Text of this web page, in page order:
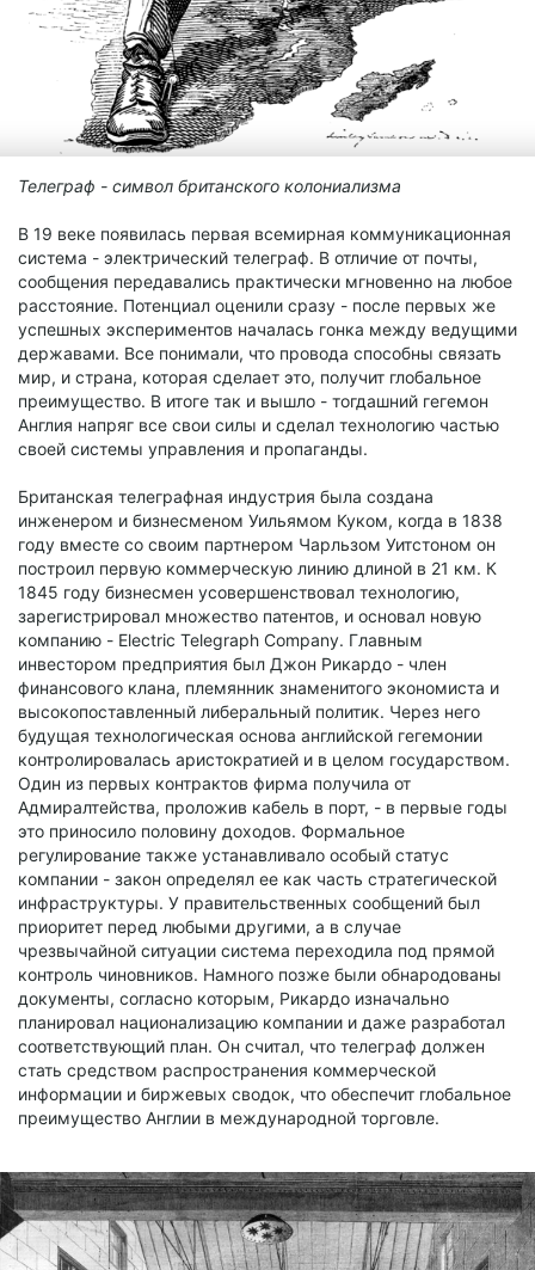
Телеграф - символ британского колониализма
В 19 веке появилась первая всемирная коммуникационная
система - электрический телеграф. В отличие от почты,
сообщения передавались практически мгновенно на любое
расстояние. Потенциал оценили сразу - после первых же
успешных экспериментов началась гонка между ведущими
державами. Все понимали, что провода способны связать
мир, и страна, которая сделает это, получит глобальное
преимущество. В итоге так и вышло - тогдашний гегемон
Англия напряг все свои силы и сделал технологию частью
своей системы управления и пропаганды.
Британская телеграфная индустрия была создана
инженером и бизнесменом Уильямом Куком, когда в 1838
году вместе со своим партнером Чарльзом Уитстоном он
построил первую коммерческую линию длиной в 21 км. К
1845 году бизнесмен усовершенствовал технологию,
зарегистрировал множество патентов, и основал новую
компанию - Electric Telegraph Company. Главным
инвестором предприятия был Джон Рикардо - член
финансового клана, племянник знаменитого экономиста и
высокопоставленный либеральный политик. Через него
будущая технологическая основа английской гегемонии
контролировалась аристократией и в целом государством.
Один из первых контрактов фирма получила от
Адмиралтейства, проложив кабель в порт, - в первые годы
это приносило половину доходов. Формальное
регулирование также устанавливало особый статус
компании - закон определял ее как часть стратегической
инфраструктуры. У правительственных сообщений был
приоритет перед любыми другими, а в случае
чрезвычайной ситуации система переходила под прямой
контроль чиновников. Намного позже были обнародованы
документы, согласно которым, Рикардо изначально
планировал национализацию компании и даже разработал
соответствующий план. Он считал, что телеграф должен
стать средством распространения коммерческой
информации и биржевых сводок, что обеспечит глобальное
преимущество Англии в международной торговле.